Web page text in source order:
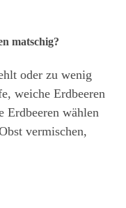
matschig?
oder zu wenig
weiche Erdbeeren
Erdbeeren wählen
vermischen,